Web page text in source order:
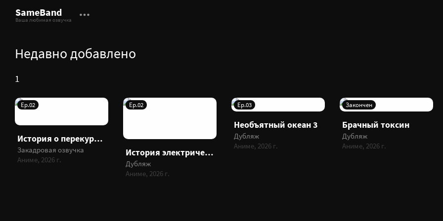
SameBand
Ваша любимая озвучка
Недавно добавлено
1
Ep.02
История о перекуре за супермаркетом
Закадровая озвучка
Аниме, 2026 г.
Ep.02
История электричества в двадцатом веке
Дубляж
Аниме, 2026 г.
Ep.03
Необъятный океан 3
Дубляж
Аниме, 2026 г.
Закончен
Брачный токсин
Дубляж
Аниме, 2026 г.